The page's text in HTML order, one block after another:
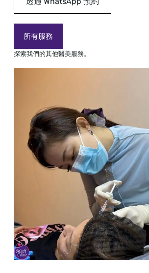
所有服務
探索我們的其他醫美服務。